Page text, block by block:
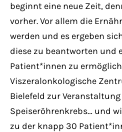
About us
Lorem ipsum dolor sit
adipiscing elit.
Aenean commodo ligula
massa. Cum sociis
magnis dis parturient
ridiculus mus. Donec
beginnt eine neue Zeit,
vorher. Vor allem die
werden und es ergeben
diese zu beantworten und
Patient*innen zu
Viszeralonkologische
Bielefeld zur Veranstaltung
Speiseröhrenkrebs… und
zu der knapp 30